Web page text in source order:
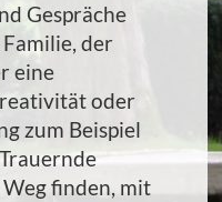
Gespräche
der
eine
oder
zum Beispiel
finden, mit